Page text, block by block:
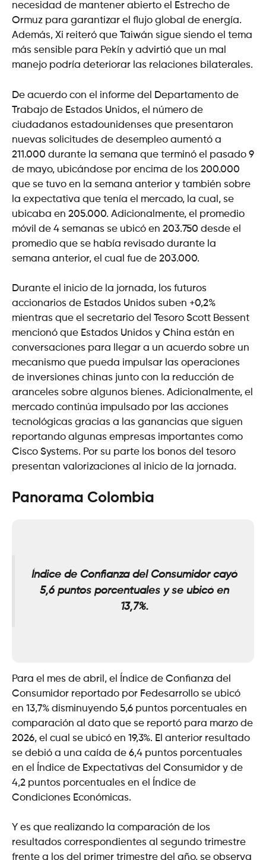
necesidad de mantener abierto el Estrecho de
Ormuz para garantizar el flujo global de energía.
Además, Xi reiteró que Taiwán sigue siendo el tema
más sensible para Pekín y advirtió que un mal
manejo podría deteriorar las relaciones bilaterales.
De acuerdo con el informe del Departamento de
Trabajo de Estados Unidos, el número de
ciudadanos estadounidenses que presentaron
nuevas solicitudes de desempleo aumentó a
211.000 durante la semana que terminó el pasado 9
de mayo, ubicándose por encima de los 200.000
que se tuvo en la semana anterior y también sobre
la expectativa que tenía el mercado, la cual, se
ubicaba en 205.000. Adicionalmente, el promedio
móvil de 4 semanas se ubicó en 203.750 desde el
promedio que se había revisado durante la
semana anterior, el cual fue de 203.000.
Durante el inicio de la jornada, los futuros
accionarios de Estados Unidos suben +0,2%
mientras que el secretario del Tesoro Scott Bessent
mencionó que Estados Unidos y China están en
conversaciones para llegar a un acuerdo sobre un
mecanismo que pueda impulsar las operaciones
de inversiones chinas junto con la reducción de
aranceles sobre algunos bienes. Adicionalmente, el
mercado continúa impulsado por las acciones
tecnológicas gracias a las ganancias que siguen
reportando algunas empresas importantes como
Cisco Systems. Por su parte los bonos del tesoro
presentan valorizaciones al inicio de la jornada.
Panorama Colombia
Índice de Confianza del Consumidor cayó
5,6 puntos porcentuales y se ubicó en
13,7%.
Para el mes de abril, el Índice de Confianza del
Consumidor reportado por Fedesarrollo se ubicó
en 13,7% disminuyendo 5,6 puntos porcentuales en
comparación al dato que se reportó para marzo de
2026, el cual se ubicó en 19,3%. El anterior resultado
se debió a una caída de 6,4 puntos porcentuales
en el Índice de Expectativas del Consumidor y de
4,2 puntos porcentuales en el Índice de
Condiciones Económicas.
Y es que realizando la comparación de los
resultados correspondientes al segundo trimestre
frente a los del primer trimestre del año, se observa